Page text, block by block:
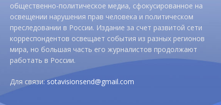
общественно-политическое медиа, сфокусированное на
освещении нарушения прав человека и политическом
преследовании в России. Издание за счет развитой сети
корреспондентов освещает события из разных регионов
мира, но большая часть его журналистов продолжают
работать в России.
Для связи:sotavisionsend@gmail.com